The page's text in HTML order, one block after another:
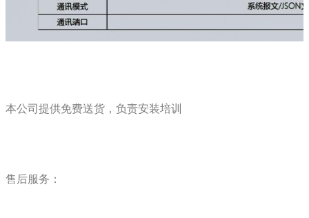
本公司提供免费送货，负责安装培训
售后服务：